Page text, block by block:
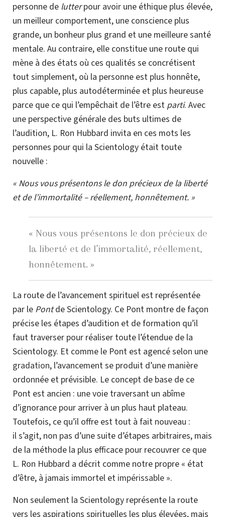
personne de lutterpour avoir une éthique plus élevée,
un meilleur comportement, une conscience plus
grande, un bonheur plus grand et une meilleure santé
mentale. Au contraire, elle constitue une route qui
mène à des états où ces qualités se concrétisent
tout simplement, où la personne est plus honnête,
plus capable, plus autodéterminée et plus heureuse
parce que ce qui l’empêchait de l’être est parti. Avec
une perspective générale des buts ultimes de
l’audition, L. Ron Hubbard invita en ces mots les
personnes pour qui la Scientology était toute
nouvelle :
« Nous vous présentons le don précieux de la liberté
et de l’immortalité – réellement, honnêtement. »
« Nous vous présentons le don précieux de
la liberté et de l’immortalité, réellement,
honnêtement. »
La route de l’avancement spirituel est représentée
par le Pontde Scientology. Ce Pont montre de façon
précise les étapes d’audition et de formation qu’il
faut traverser pour réaliser toute l’étendue de la
Scientology. Et comme le Pont est agencé selon une
gradation, l’avancement se produit d’une manière
ordonnée et prévisible. Le concept de base de ce
Pont est ancien : une voie traversant un abîme
d’ignorance pour arriver à un plus haut plateau.
Toutefois, ce qu’il offre est tout à fait nouveau :
il s’agit, non pas d’une suite d’étapes arbitraires, mais
de la méthode la plus efficace pour recouvrer ce que
L. Ron Hubbard a décrit comme notre propre « état
d’être, à jamais immortel et impérissable ».
Non seulement la Scientology représente la route
vers les aspirations spirituelles les plus élevées, mais